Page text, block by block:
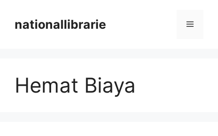
contentnationallibrarie Menu
Hemat Biaya